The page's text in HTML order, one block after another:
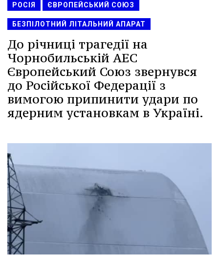
РОСІЯ ЄВРОПЕЙСЬКИЙ СОЮЗ
БЕЗПІЛОТНИЙ ЛІТАЛЬНИЙ АПАРАТ
До річниці трагедії на
Чорнобильській АЕС
Європейський Союз звернувся
до Російської Федерації з
вимогою припинити удари по
ядерним установкам в Україні.